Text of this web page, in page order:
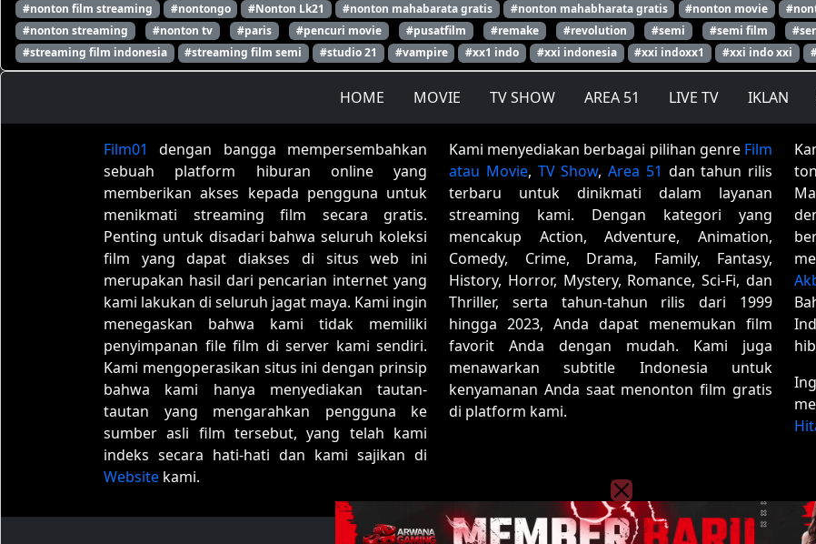
#nonton film streaming
#nontongo #Nonton Lk21 #nonton mahabarata gratis #nonton mahabharata gratis #nonton movie
#nonton streaming
#nonton tv #paris #pencuri movie #pusatfilm #remake #revolution #semi #semi film
#streaming film indonesia
#streaming film semi #studio 21 #vampire #xx1 indo #xxi indonesia #xxi indoxx1 #xxi indo xxi
HOME MOVIE TV SHOW AREA 51 LIVE TV IKLAN
Film01
dengan bangga mempersembahkan
sebuah platform hiburan online yang
memberikan akses kepada pengguna untuk
menikmati streaming film secara gratis.
Penting untuk disadari bahwa seluruh koleksi
film yang dapat diakses di situs web ini
merupakan hasil dari pencarian internet yang
kami lakukan di seluruh jagat maya. Kami ingin
menegaskan bahwa kami tidak memiliki
penyimpanan file film di server kami sendiri.
Kami mengoperasikan situs ini dengan prinsip
bahwa kami hanya menyediakan tautan-
tautan yang mengarahkan pengguna ke
sumber asli film tersebut, yang telah kami
indeks secara hati-hati dan kami sajikan di
Website kami.
Kami menyediakan berbagai pilihan genre Film
atau Movie, TV Show, Area 51 dan tahun rilis
terbaru untuk dinikmati dalam layanan
streaming kami. Dengan kategori yang
mencakup Action, Adventure, Animation,
Comedy, Crime, Drama, Family, Fantasy,
History, Horror, Mystery, Romance, Sci-Fi, dan
Thriller, serta tahun-tahun rilis dari 1999
hingga 2023, Anda dapat menemukan film
favorit Anda dengan mudah. Kami juga
menawarkan subtitle Indonesia untuk
kenyamanan Anda saat menonton film gratis
di platform kami.
Copyright © 2020 - 2026Film01| All rights reserved